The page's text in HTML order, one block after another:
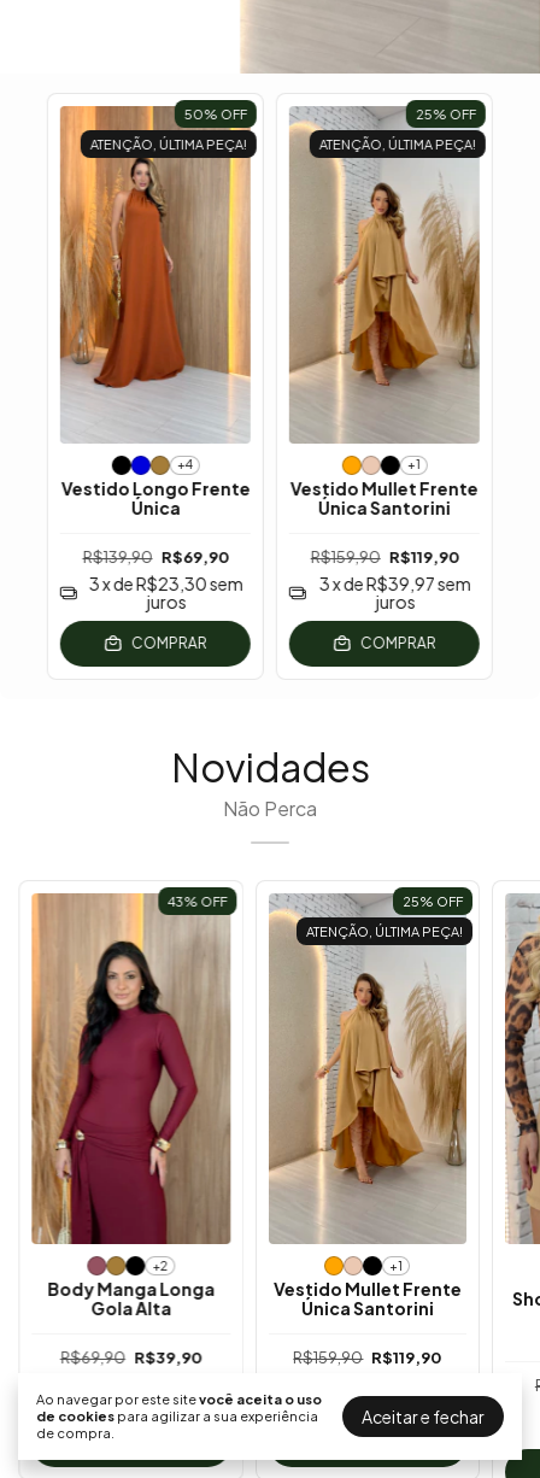
Ao navegar por este sitevocê aceita o uso
de cookies para agilizar a sua experiência
de compra.
Aceitar e fechar
50% OFF
ATENÇÃO, ÚLTIMA PEÇA!
+4
Vestido Longo Frente
Única
R$139,90 R$69,90
3x deR$23,30sem
juros
COMPRAR
25% OFF
ATENÇÃO, ÚLTIMA PEÇA!
+1
Vestido Mullet Frente
Única Santorini
R$159,90 R$119,90
3x deR$39,97sem
juros
COMPRAR
Novidades
Não Perca
43% OFF
+2
Body Manga Longa
Gola Alta
R$69,90 R$39,90
juros
COMPRAR
25% OFF
ATENÇÃO, ÚLTIMA PEÇA!
+1
Vestido Mullet Frente
Única Santorini
R$159,90 R$119,90
juros